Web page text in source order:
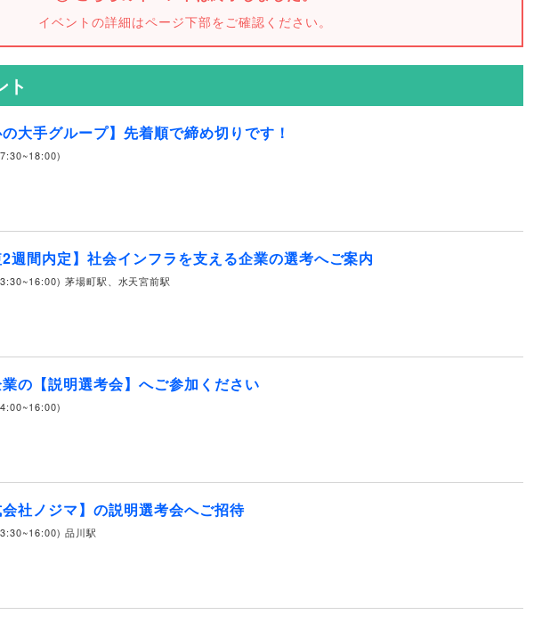
イベントの詳細はページ下部をご確認ください。
ト
の大手グループ】先着順で締め切りです！
2週間内定】社会インフラを支える企業の選考へご案内
茅場町駅、水天宮前駅
の【説明選考会】へご参加ください
会社ノジマ】の説明選考会へご招待
品川駅